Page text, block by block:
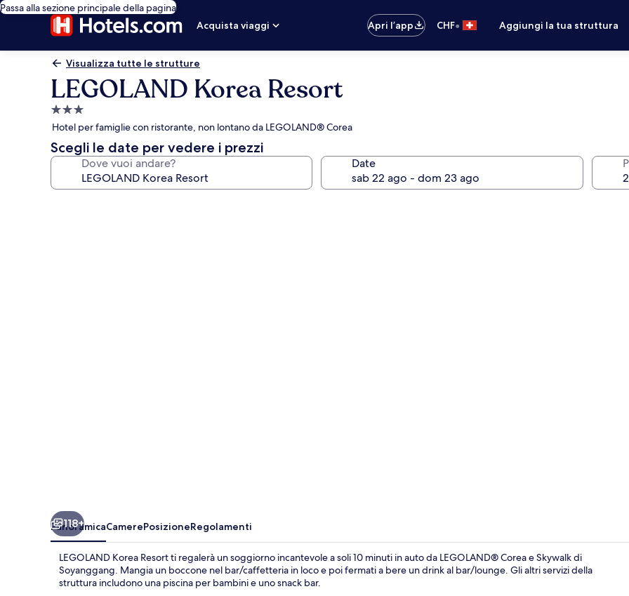
Passa alla sezione principale della pagina
Acquista viaggi
Apri l’app CHF• Aggiungi la tua struttura
Visualizza tutte le strutture
LEGOLAND Korea Resort
Struttura
a
3.0
stelle
Hotel per famiglie con ristorante, non lontano da LEGOLAND® Corea
Scegli le date per vedere i prezzi
Dove vuoi andare? Date
118+
PanoramicaCamerePosizioneRegolamenti
LEGOLAND Korea Resort ti regalerà un soggiorno incantevole a soli 10 minuti in auto da LEGOLAND® Corea e Skywalk di
Soyanggang. Mangia un boccone nel bar/caffetteria in loco e poi fermati a bere un drink al bar/lounge. Gli altri servizi della
struttura includono una piscina per bambini e uno snack bar.